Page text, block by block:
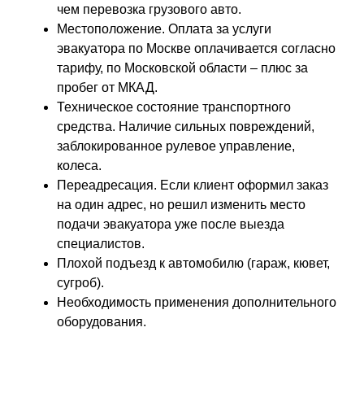
чем перевозка грузового авто.
Местоположение. Оплата за услуги
эвакуатора по Москве оплачивается согласно
тарифу, по Московской области – плюс за
пробег от МКАД.
Техническое состояние транспортного
средства. Наличие сильных повреждений,
заблокированное рулевое управление,
колеса.
Переадресация. Если клиент оформил заказ
на один адрес, но решил изменить место
подачи эвакуатора уже после выезда
специалистов.
Плохой подъезд к автомобилю (гараж, кювет,
сугроб).
Необходимость применения дополнительного
оборудования.